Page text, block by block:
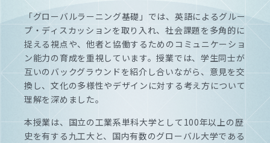
「グローバルラーニング基礎」では、英語によるグルー
プ・ディスカッションを取り入れ、社会課題を多角的に
捉える視点や、他者と協働するためのコミュニケーショ
ン能力の育成を重視しています。授業では、学生同士が
互いのバックグラウンドを紹介し合いながら、意見を交
換し、文化の多様性やデザインに対する考え方について
理解を深めました。
本授業は、国立の工業系単科大学として100年以上の歴
史を有する九工大と、国内有数のグローバル大学である